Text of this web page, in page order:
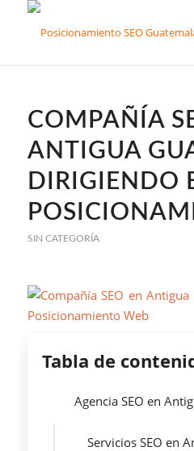
COMPAÑÍA
ANTIGUA
DIRIGIENDO
SIN CATEGORÍA
Tabla de
Agencia SEO en
Servicios SEO en